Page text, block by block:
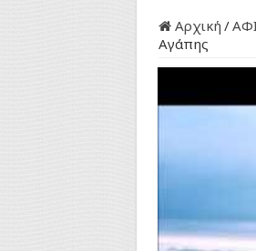
Αρχική /
Αγάπης